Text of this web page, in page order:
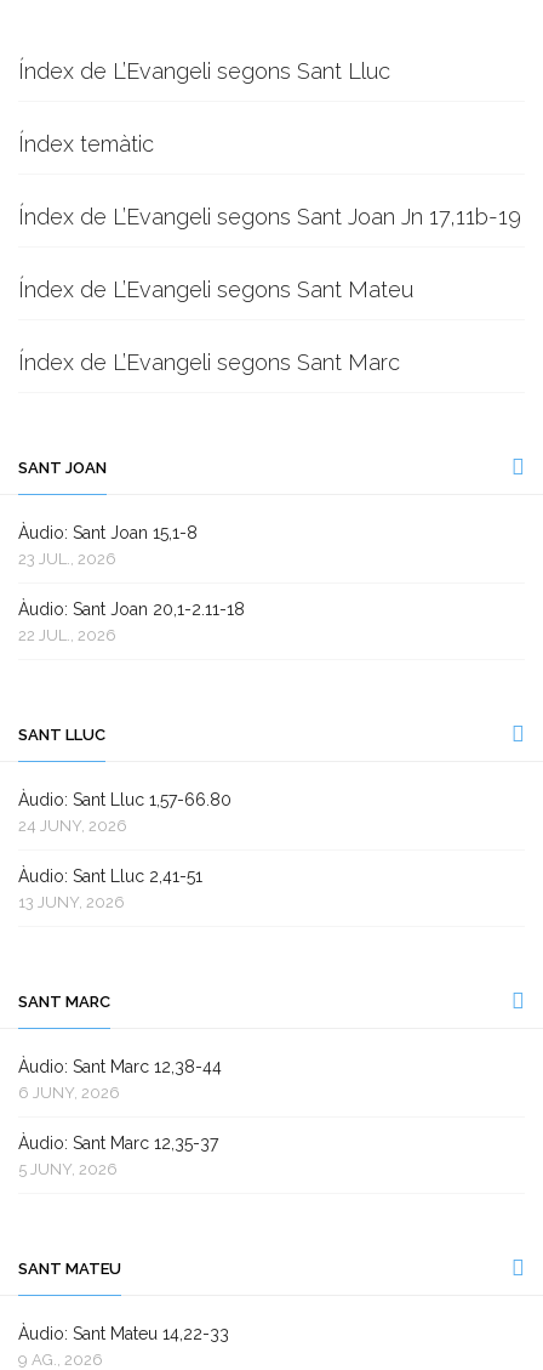
Índex de L’Evangeli segons Sant Lluc
Índex temàtic
Índex de L’Evangeli segons Sant Joan Jn 17,11b-19
Índex de L’Evangeli segons Sant Mateu
Índex de L’Evangeli segons Sant Marc
SANT JOAN
Àudio: Sant Joan 15,1-8
23 JUL., 2026
Àudio: Sant Joan 20,1-2.11-18
22 JUL., 2026
SANT LLUC
Àudio: Sant Lluc 1,57-66.80
24 JUNY, 2026
Àudio: Sant Lluc 2,41-51
13 JUNY, 2026
SANT MARC
Àudio: Sant Marc 12,38-44
6 JUNY, 2026
Àudio: Sant Marc 12,35-37
5 JUNY, 2026
SANT MATEU
Àudio: Sant Mateu 14,22-33
9 AG., 2026